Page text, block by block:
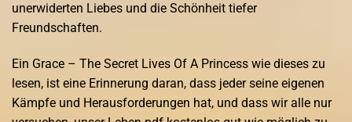
unerwiderten Liebes und die Schönheit tiefer
Freundschaften.
Ein Grace – The Secret Lives Of A Princess wie dieses zu
lesen, ist eine Erinnerung daran, dass jeder seine eigenen
Kämpfe und Herausforderungen hat, und dass wir alle nur